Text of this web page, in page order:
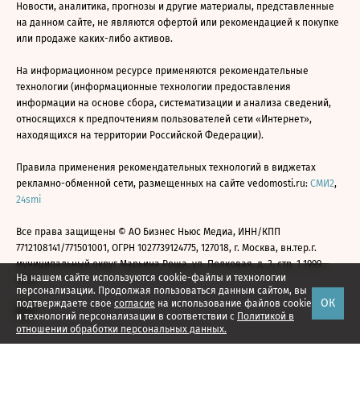
На нашем сайте используются cookie-файлы и технологии
персонализации. Продолжая пользоваться данным сайтом, вы
подтверждаете свое согласие на использование файлов cookie
и технологий персонализации в соответствии с Политикой в
отношении обработки персональных данных.
ОК
Новости, аналитика, прогнозы и другие материалы, представленные
на данном сайте, не являются офертой или рекомендацией к покупке
или продаже каких-либо активов.
На информационном ресурсе применяются рекомендательные
технологии (информационные технологии предоставления
информации на основе сбора, систематизации и анализа сведений,
относящихся к предпочтениям пользователей сети «Интернет»,
находящихся на территории Российской Федерации).
Правила применения рекомендательных технологий в виджетах
рекламно-обменной сети, размещенных на сайте vedomosti.ru: СМИ2,
24smi
Все права защищены © АО Бизнес Ньюс Медиа, ИНН/КПП
7712108141/771501001, ОГРН 1027739124775, 127018, г. Москва, вн.тер.г.
муниципальный округ Марьина Роща, ул. Полковая, д. 3, стр. 1 1999—
2026